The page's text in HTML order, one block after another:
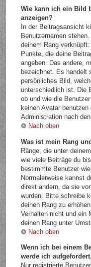
Wie kann ich ein Bild
anzeigen?
In der Beitragsansicht
Benutzernamen
deinem Rang
Punkte, die deine
angeben. Das andere,
bezeichnet. Es handelt
persönliches Bild,
unterschiedlich ist. Die
ob und wie die
keinen Avatar
Administration nach
Nach oben
Was ist mein Rang
Ränge, die unter
wie viele Beiträge du
bestimmte Benutzer
Normalerweise kannst
direkt ändern, da sie
wurden. Bitte schreibe
deinen Rang zu
Verhalten nicht und ein
deinen Rang unter
Nach oben
Wenn ich bei einem
werde ich
Nur registrierte